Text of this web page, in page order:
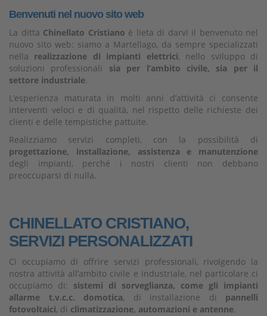
Benvenuti nel nuovo sito web
La ditta Chinellato Cristiano è lieta di darvi il benvenuto nel
nuovo sito web: siamo a Martellago, da sempre specializzati
nella realizzazione di impianti elettrici, nello sviluppo di
soluzioni professionali sia per l’ambito civile, sia per il
settore industriale.
L’esperienza maturata in molti anni d’attività ci consente
interventi veloci e di qualità, nel rispetto delle richieste dei
clienti e delle tempistiche pattuite.
Realizziamo servizi completi, con la possibilità di
progettazione, installazione, assistenza e manutenzione
degli impianti, perché i nostri clienti non debbano
preoccuparsi di nulla.
CHINELLATO CRISTIANO,
SERVIZI PERSONALIZZATI
Ci occupiamo di offrire servizi professionali, rivolgendo la
nostra attività all’ambito civile e industriale, nel particolare ci
occupiamo di: sistemi di sorveglianza, come gli impianti
allarme t.v.c.c. domotica, di installazione di pannelli
fotovoltaici, di climatizzazione, automazioni e antenne.